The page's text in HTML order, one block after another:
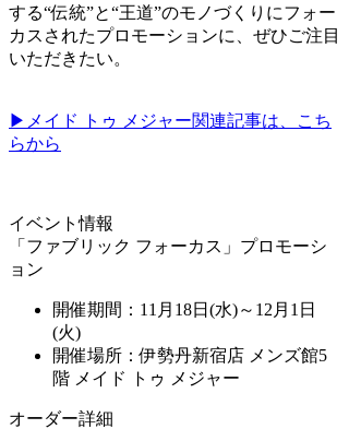
する“伝統”と“王道”のモノづくりにフォー
カスされたプロモーションに、ぜひご注目
いただきたい。
▶メイド トゥ メジャー関連記事は、こち
らから
イベント情報
「ファブリック フォーカス」プロモーシ
ョン
開催期間：11月18日(水)～12月1 日
(火)
開催場所：伊勢丹新宿店 メンズ館5
階 メイド トゥ メジャー
オーダー詳細